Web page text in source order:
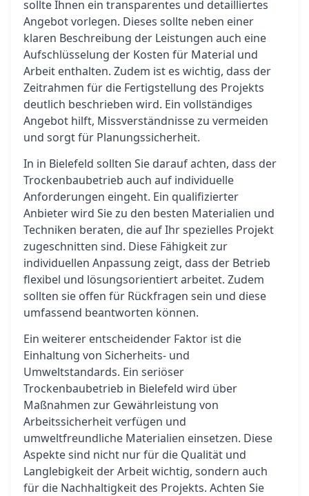
sollte Ihnen ein transparentes und detailliertes
Angebot vorlegen. Dieses sollte neben einer
klaren Beschreibung der Leistungen auch eine
Aufschlüsselung der Kosten für Material und
Arbeit enthalten. Zudem ist es wichtig, dass der
Zeitrahmen für die Fertigstellung des Projekts
deutlich beschrieben wird. Ein vollständiges
Angebot hilft, Missverständnisse zu vermeiden
und sorgt für Planungssicherheit.
In in Bielefeld sollten Sie darauf achten, dass der
Trockenbaubetrieb auch auf individuelle
Anforderungen eingeht. Ein qualifizierter
Anbieter wird Sie zu den besten Materialien und
Techniken beraten, die auf Ihr spezielles Projekt
zugeschnitten sind. Diese Fähigkeit zur
individuellen Anpassung zeigt, dass der Betrieb
flexibel und lösungsorientiert arbeitet. Zudem
sollten sie offen für Rückfragen sein und diese
umfassend beantworten können.
Ein weiterer entscheidender Faktor ist die
Einhaltung von Sicherheits- und
Umweltstandards. Ein seriöser
Trockenbaubetrieb in Bielefeld wird über
Maßnahmen zur Gewährleistung von
Arbeitssicherheit verfügen und
umweltfreundliche Materialien einsetzen. Diese
Aspekte sind nicht nur für die Qualität und
Langlebigkeit der Arbeit wichtig, sondern auch
für die Nachhaltigkeit des Projekts. Achten Sie